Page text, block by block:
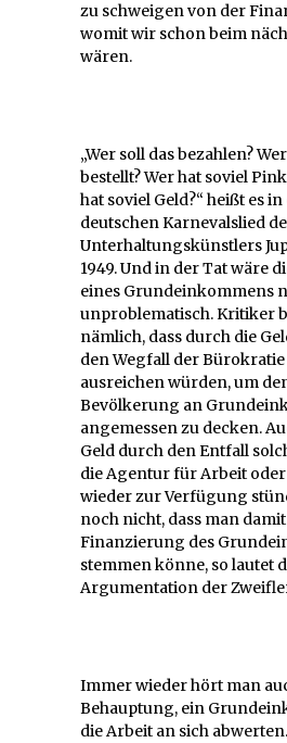
zu schweigen von der
womit wir schon beim
wären.
„Wer soll das bezahlen?
bestellt? Wer hat soviel
hat soviel Geld?“ heißt es
deutschen Karnevalslied
Unterhaltungskünstlers
1949. Und in der Tat wäre
eines Grundeinkommens
unproblematisch. Kritiker
nämlich, dass durch die
den Wegfall der
ausreichen würden, um
Bevölkerung an
angemessen zu decken.
Geld durch den Entfall
die Agentur für Arbeit oder
wieder zur Verfügung
noch nicht, dass man
Finanzierung des
stemmen könne, so lautet
Argumentation der
Immer wieder hört man
Behauptung, ein
die Arbeit an sich